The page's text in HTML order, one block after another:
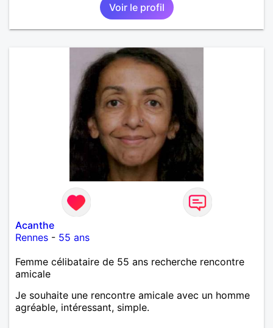
Voir le profil
Acanthe
Rennes - 55 ans
Femme célibataire de 55 ans recherche rencontre
amicale
Je souhaite une rencontre amicale avec un homme
agréable, intéressant, simple.